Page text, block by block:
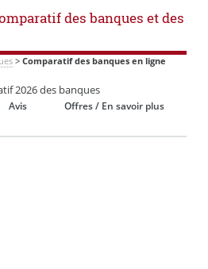
des banques et des
> Comparatif des banques en ligne
2026 des banques
Avis Offres / En savoir plus